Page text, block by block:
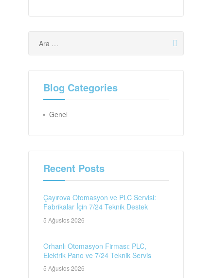
Blog Categories
Genel
Recent Posts
Çayırova Otomasyon ve PLC Servisi:
Fabrikalar İçin 7/24 Teknik Destek
5 Ağustos 2026
Orhanlı Otomasyon Firması: PLC,
Elektrik Pano ve 7/24 Teknik Servis
5 Ağustos 2026